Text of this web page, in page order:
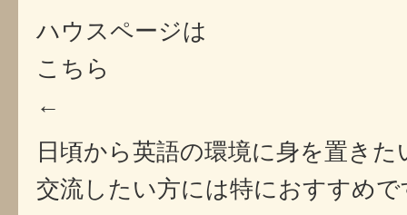
ハウスページは
こちら
←
日頃から英語の環境に身を置きた
交流したい方には特におすすめで